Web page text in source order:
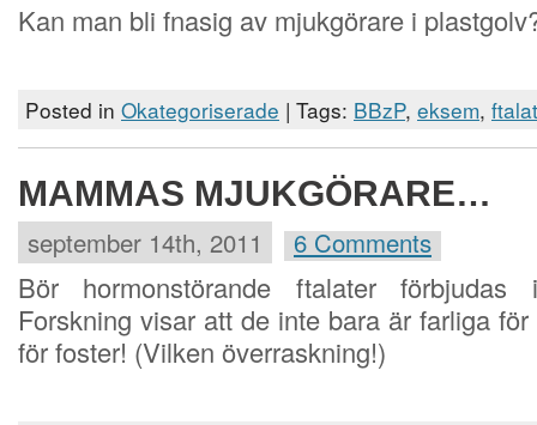
Kan man bli fnasig av mjukgörare i
Posted in Okategoriserade | Tags: BBzP, eksem, ftalat
MAMMAS MJUKGÖRARE…
september 14th, 2011 6 Comments
Bör hormonstörande ftalater förbjudas
Forskning visar att de inte bara är farliga
för foster! (Vilken överraskning!)